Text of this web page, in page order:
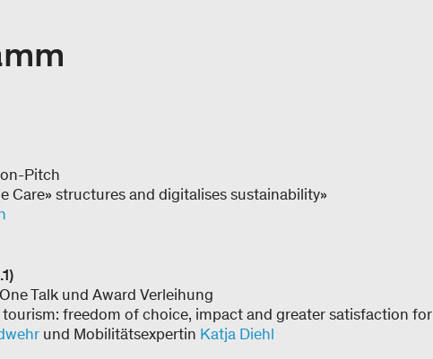
Pitch
Care» structures and digitalises sustainability»
Talk und Award Verleihung
freedom of choice, impact and greater satisfaction for
und Mobilitätsexpertin Katja Diehl